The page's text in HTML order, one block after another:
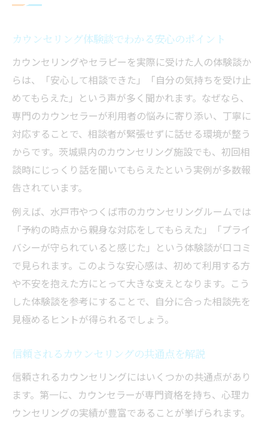
カウンセリング体験談でわかる安心のポイント
カウンセリングやセラピーを実際に受けた人の体験談か
らは、「安心して相談できた」「自分の気持ちを受け止
めてもらえた」という声が多く聞かれます。なぜなら、
専門のカウンセラーが利用者の悩みに寄り添い、丁寧に
対応することで、相談者が緊張せずに話せる環境が整う
からです。茨城県内のカウンセリング施設でも、初回相
談時にじっくり話を聞いてもらえたという実例が多数報
告されています。
例えば、水戸市やつくば市のカウンセリングルームでは
「予約の時点から親身な対応をしてもらえた」「プライ
バシーが守られていると感じた」という体験談が口コミ
で見られます。このような安心感は、初めて利用する方
や不安を抱えた方にとって大きな支えとなります。こう
した体験談を参考にすることで、自分に合った相談先を
見極めるヒントが得られるでしょう。
信頼されるカウンセリングの共通点を解説
信頼されるカウンセリングにはいくつかの共通点があり
ます。第一に、カウンセラーが専門資格を持ち、心理カ
ウンセリングの実績が豊富であることが挙げられます。